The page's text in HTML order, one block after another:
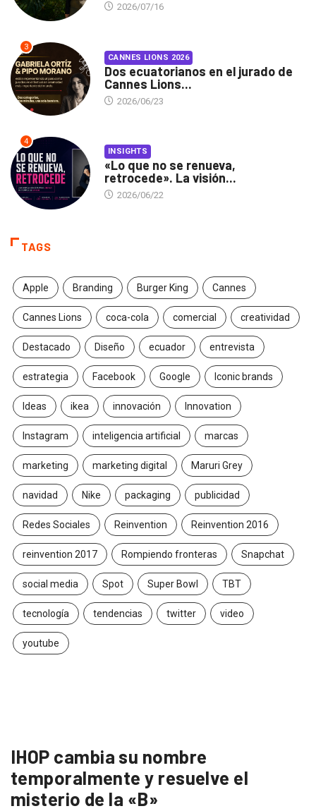
2026/07/16
3
CANNES LIONS 2026
Dos ecuatorianos en el jurado de
Cannes Lions...
2026/06/23
4
INSIGHTS
«Lo que no se renueva,
retrocede». La visión...
2026/06/22
TAGS
Apple Branding Burger King Cannes
Cannes Lions coca-cola comercial creatividad
Destacado Diseño ecuador entrevista
estrategia Facebook Google Iconic brands
Ideas ikea innovación Innovation
Instagram inteligencia artificial marcas
marketing marketing digital Maruri Grey
navidad Nike packaging publicidad
Redes Sociales Reinvention Reinvention 2016
reinvention 2017 Rompiendo fronteras Snapchat
social media Spot Super Bowl TBT
tecnología tendencias twitter video
youtube
IHOP cambia su nombre
temporalmente y resuelve el
misterio de la «B»